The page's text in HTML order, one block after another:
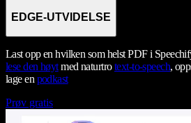
EDGE-UTVIDELSE
Last opp en hvilken som helst PDF i
lese den høytmed naturtrotext-to-speech,
lage en podkast
Prøv gratis